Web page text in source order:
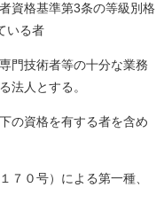
格基準第3条の等級別格
いる者
技術者等の十分な業務
法人とする。
資格を有する者を含め
０号）による第一種、